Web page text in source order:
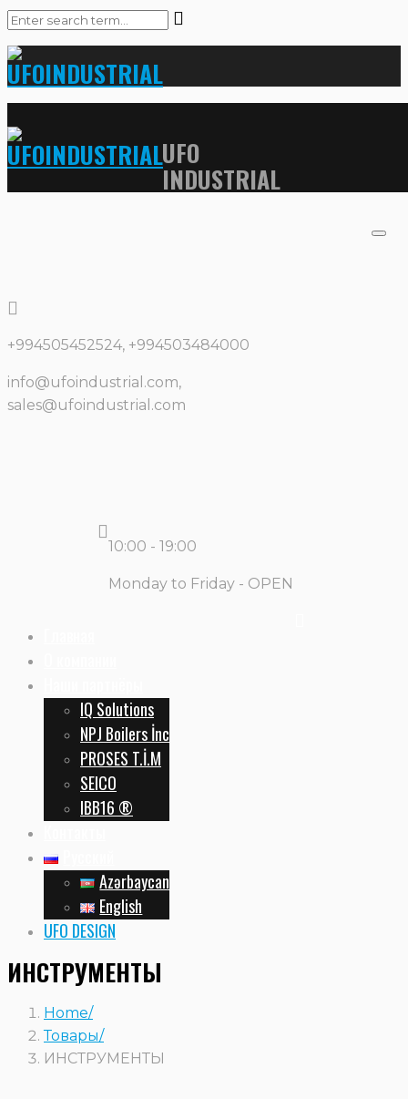
UFO
INDUSTRIAL
+994505452524, +994503484000
info@ufoindustrial.com,
sales@ufoindustrial.com
10:00 - 19:00
Monday to Friday - OPEN
IQ Solutions
NPJ Boilers İnc
PROSES T.İ.M
SEICO
IBB16 ®
Azərbaycan
English
UFO DESIGN
ИНСТРУМЕНТЫ
Home
Товары
ИНСТРУМЕНТЫ